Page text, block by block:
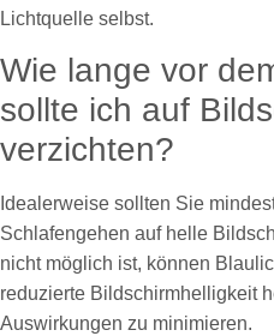
Lichtquelle selbst.
Wie lange vor
sollte ich auf
verzichten?
Idealerweise sollten Sie
Schlafengehen auf helle
nicht möglich ist, können
reduzierte Bildschirmhelligkeit
Auswirkungen zu minimieren.